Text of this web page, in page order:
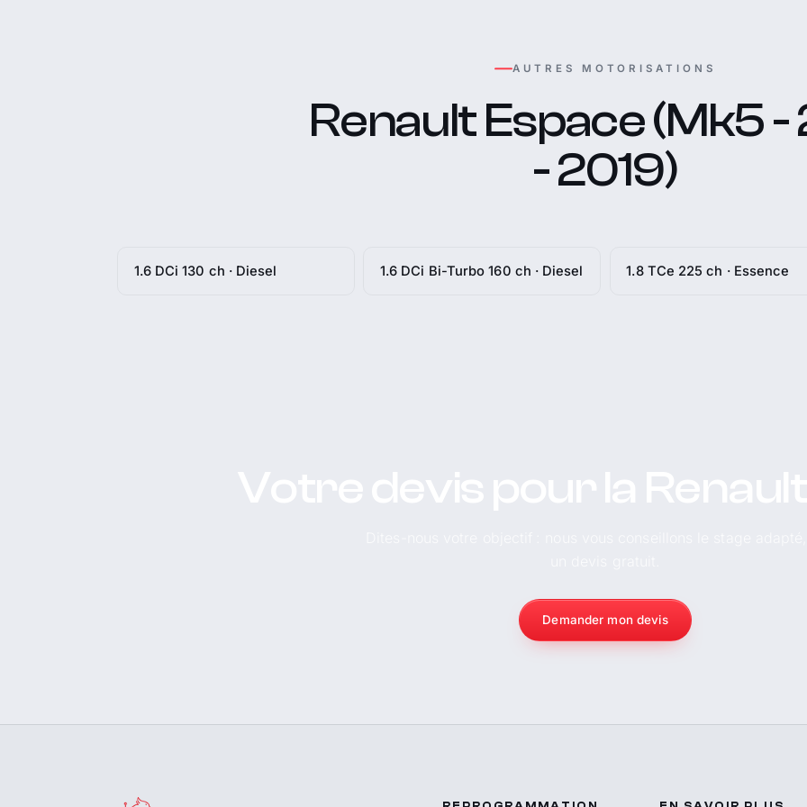
AUTRES MOTORISATIONS
Renault Espace (Mk5 -
- 2019)
1.6 DCi 130 ch · Diesel 1.6 DCi Bi-Turbo 160 ch · Diesel 1.8 TCe 225 ch · Essence
Demander mon devis